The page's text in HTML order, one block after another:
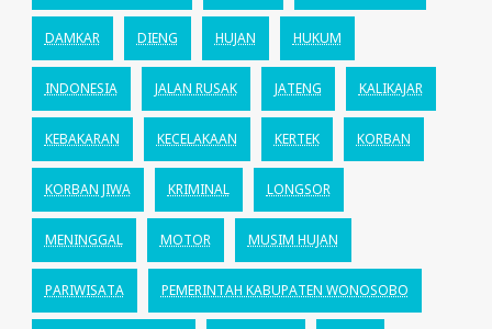
DAMKAR DIENG HUJAN HUKUM
INDONESIA JALAN RUSAK JATENG KALIKAJAR
KEBAKARAN KECELAKAAN KERTEK KORBAN
KORBAN JIWA KRIMINAL LONGSOR
MENINGGAL MOTOR MUSIM HUJAN
PARIWISATA PEMERINTAH KABUPATEN WONOSOBO